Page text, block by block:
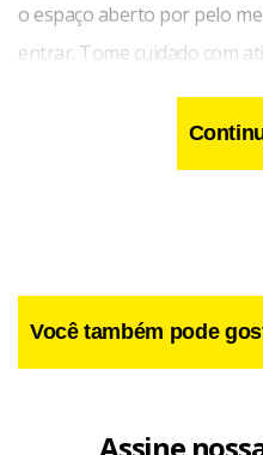
o espaço aberto por pelo
entrar. Tome cuidado com
evite manusear frutos
atendimento médico
Você também pode